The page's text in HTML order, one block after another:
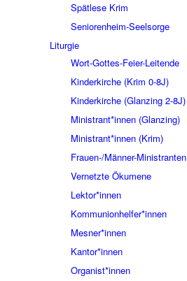
Spätlese Krim
Seniorenheim-Seelsorge
Liturgie
Wort-Gottes-Feier-Leitende
Kinderkirche (Krim 0-8J)
Kinderkirche (Glanzing 2-8J)
Ministrant*innen (Glanzing)
Ministrant*innen (Krim)
Frauen-/Männer-Ministranten
Vernetzte Ökumene
Lektor*innen
Kommunionhelfer*innen
Mesner*innen
Kantor*innen
Organist*innen